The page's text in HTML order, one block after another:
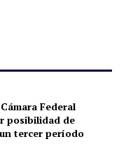
Federal
posibilidad de
tercer período